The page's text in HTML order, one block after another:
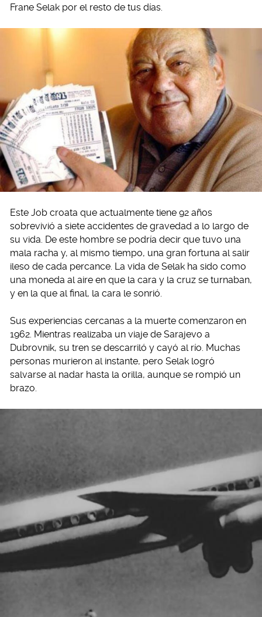
Frane Selak por el resto de tus días.
Este Job croata que actualmente tiene 92 años
sobrevivió a siete accidentes de gravedad a lo largo de
su vida. De este hombre se podría decir que tuvo una
mala racha y, al mismo tiempo, una gran fortuna al salir
ileso de cada percance. La vida de Selak ha sido como
una moneda al aire en que la cara y la cruz se turnaban,
y en la que al final, la cara le sonrió.
Sus experiencias cercanas a la muerte comenzaron en
1962. Mientras realizaba un viaje de Sarajevo a
Dubrovnik, su tren se descarriló y cayó al río. Muchas
personas murieron al instante, pero Selak logró
salvarse al nadar hasta la orilla, aunque se rompió un
brazo.